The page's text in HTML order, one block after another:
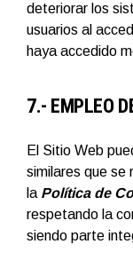
deteriorar los
usuarios al
haya accedido
7.- EMPLEO
El Sitio Web
similares que se
la Política de
respetando la
siendo parte